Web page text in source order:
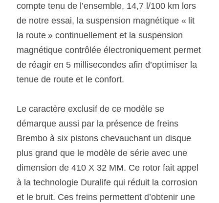
compte tenu de l’ensemble, 14,7 l/100 km lors
de notre essai, la suspension magnétique « lit
la route » continuellement et la suspension
magnétique contrôlée électroniquement permet
de réagir en 5 millisecondes afin d’optimiser la
tenue de route et le confort.
Le caractère exclusif de ce modèle se
démarque aussi par la présence de freins
Brembo à six pistons chevauchant un disque
plus grand que le modèle de série avec une
dimension de 410 X 32 MM. Ce rotor fait appel
à la technologie Duralife qui réduit la corrosion
et le bruit. Ces freins permettent d’obtenir une